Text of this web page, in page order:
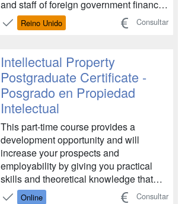
and staff of foreign government finance
ministries and tax authorities who wish
Reino Unido Consultar
Intellectual Property
Postgraduate Certificate -
Posgrado en Propiedad
Intelectual
This part-time course provides a
development opportunity and will
increase your prospects and
employability by giving you practical
skills and theoretical knowledge that
firms and Intellectual Property
Online Consultar